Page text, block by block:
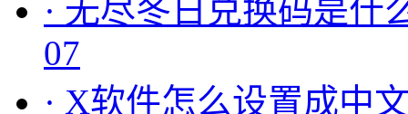
· 无尽冬日兑换码是什
07
· X软件怎么设置成中